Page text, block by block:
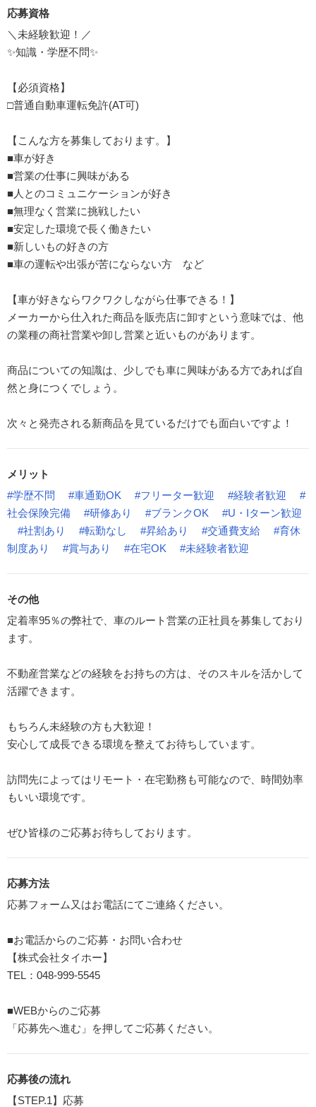
応募資格
＼未経験歓迎！／
✨知識・学歴不問✨
【必須資格】
□普通自動車運転免許(AT可)
【こんな方を募集しております。】
■車が好き
■営業の仕事に興味がある
■人とのコミュニケーションが好き
■無理なく営業に挑戦したい
■安定した環境で長く働きたい
■新しいもの好きの方
■車の運転や出張が苦にならない方 など
【車が好きならワクワクしながら仕事できる！】
メーカーから仕入れた商品を販売店に卸すという意味では、他
の業種の商社営業や卸し営業と近いものがあります。
商品についての知識は、少しでも車に興味がある方であれば自
然と身につくでしょう。
次々と発売される新商品を見ているだけでも面白いですよ！
メリット
#学歴不問
#車通勤OK #フリーター歓迎 #経験者歓迎
#
社会保険完備
#研修あり #ブランクOK
#U・Iターン歓迎
#社割あり
#転勤なし #昇給あり #交通費支給
#育休
制度あり
#賞与あり #在宅OK #未経験者歓迎
その他
定着率95％の弊社で、車のルート営業の正社員を募集しており
ます。
不動産営業などの経験をお持ちの方は、そのスキルを活かして
活躍できます。
もちろん未経験の方も大歓迎！
安心して成長できる環境を整えてお待ちしています。
訪問先によってはリモート・在宅勤務も可能なので、時間効率
もいい環境です。
ぜひ皆様のご応募お待ちしております。
応募方法
応募フォーム又はお電話にてご連絡ください。
■お電話からのご応募・お問い合わせ
【株式会社タイホー】
TEL：048-999-5545
■WEBからのご応募
「応募先へ進む」を押してご応募ください。
応募後の流れ
【STEP.1】応募